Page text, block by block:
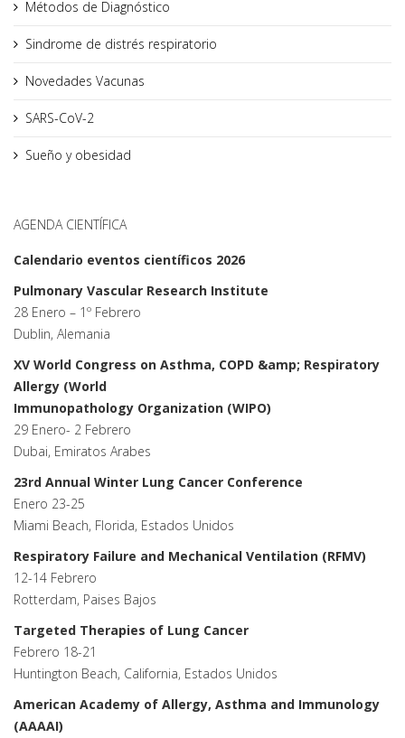
Métodos de Diagnóstico
Sindrome de distrés respiratorio
Novedades Vacunas
SARS-CoV-2
Sueño y obesidad
AGENDA CIENTÍFICA
Calendario eventos científicos 2026
Pulmonary Vascular Research Institute
28 Enero – 1º Febrero
Dublin, Alemania
XV World Congress on Asthma, COPD &amp; Respiratory
Allergy (World
Immunopathology Organization (WIPO)
29 Enero- 2 Febrero
Dubai, Emiratos Arabes
23rd Annual Winter Lung Cancer Conference
Enero 23-25
Miami Beach, Florida, Estados Unidos
Respiratory Failure and Mechanical Ventilation (RFMV)
12-14 Febrero
Rotterdam, Paises Bajos
Targeted Therapies of Lung Cancer
Febrero 18-21
Huntington Beach, California, Estados Unidos
American Academy of Allergy, Asthma and Immunology
(AAAAI)